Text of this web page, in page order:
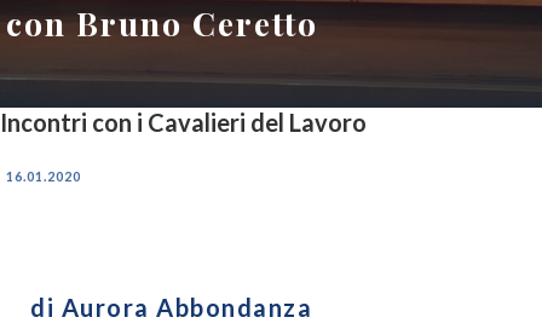
con Bruno Ceretto
Incontri con i Cavalieri del Lavoro
16.01.2020
di Aurora Abbondanza